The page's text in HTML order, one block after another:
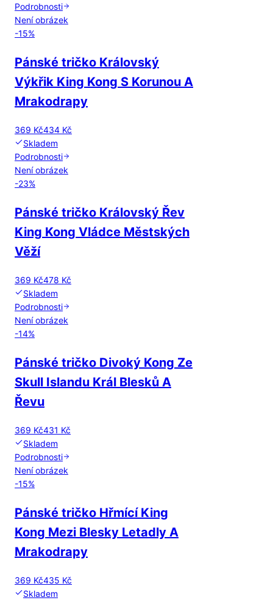
Podrobnosti
Není obrázek
-15%
Pánské tričko Královský
Výkřik King Kong S Korunou A
Mrakodrapy
369 Kč434 Kč
Skladem
Podrobnosti
Není obrázek
-23%
Pánské tričko Královský Řev
King Kong Vládce Městských
Věží
369 Kč478 Kč
Skladem
Podrobnosti
Není obrázek
-14%
Pánské tričko Divoký Kong Ze
Skull Islandu Král Blesků A
Řevu
369 Kč431 Kč
Skladem
Podrobnosti
Není obrázek
-15%
Pánské tričko Hřmící King
Kong Mezi Blesky Letadly A
Mrakodrapy
369 Kč435 Kč
Skladem